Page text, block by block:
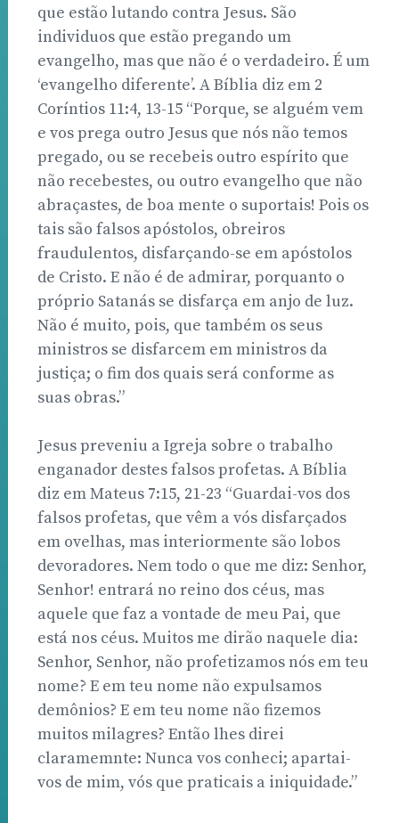
que estão lutando contra Jesus. São
individuos que estão pregando um
evangelho, mas que não é o verdadeiro. É um
‘evangelho diferente’. A Bíblia diz em 2
Coríntios 11:4, 13-15 “Porque, se alguém vem
e vos prega outro Jesus que nós não temos
pregado, ou se recebeis outro espírito que
não recebestes, ou outro evangelho que não
abraçastes, de boa mente o suportais! Pois os
tais são falsos apóstolos, obreiros
fraudulentos, disfarçando-se em apóstolos
de Cristo. E não é de admirar, porquanto o
próprio Satanás se disfarça em anjo de luz.
Não é muito, pois, que também os seus
ministros se disfarcem em ministros da
justiça; o fim dos quais será conforme as
suas obras.”
Jesus preveniu a Igreja sobre o trabalho
enganador destes falsos profetas. A Bíblia
diz em Mateus 7:15, 21-23 “Guardai-vos dos
falsos profetas, que vêm a vós disfarçados
em ovelhas, mas interiormente são lobos
devoradores. Nem todo o que me diz: Senhor,
Senhor! entrará no reino dos céus, mas
aquele que faz a vontade de meu Pai, que
está nos céus. Muitos me dirão naquele dia:
Senhor, Senhor, não profetizamos nós em teu
nome? E em teu nome não expulsamos
demônios? E em teu nome não fizemos
muitos milagres? Então lhes direi
claramemnte: Nunca vos conheci; apartai-
vos de mim, vós que praticais a iniquidade.”